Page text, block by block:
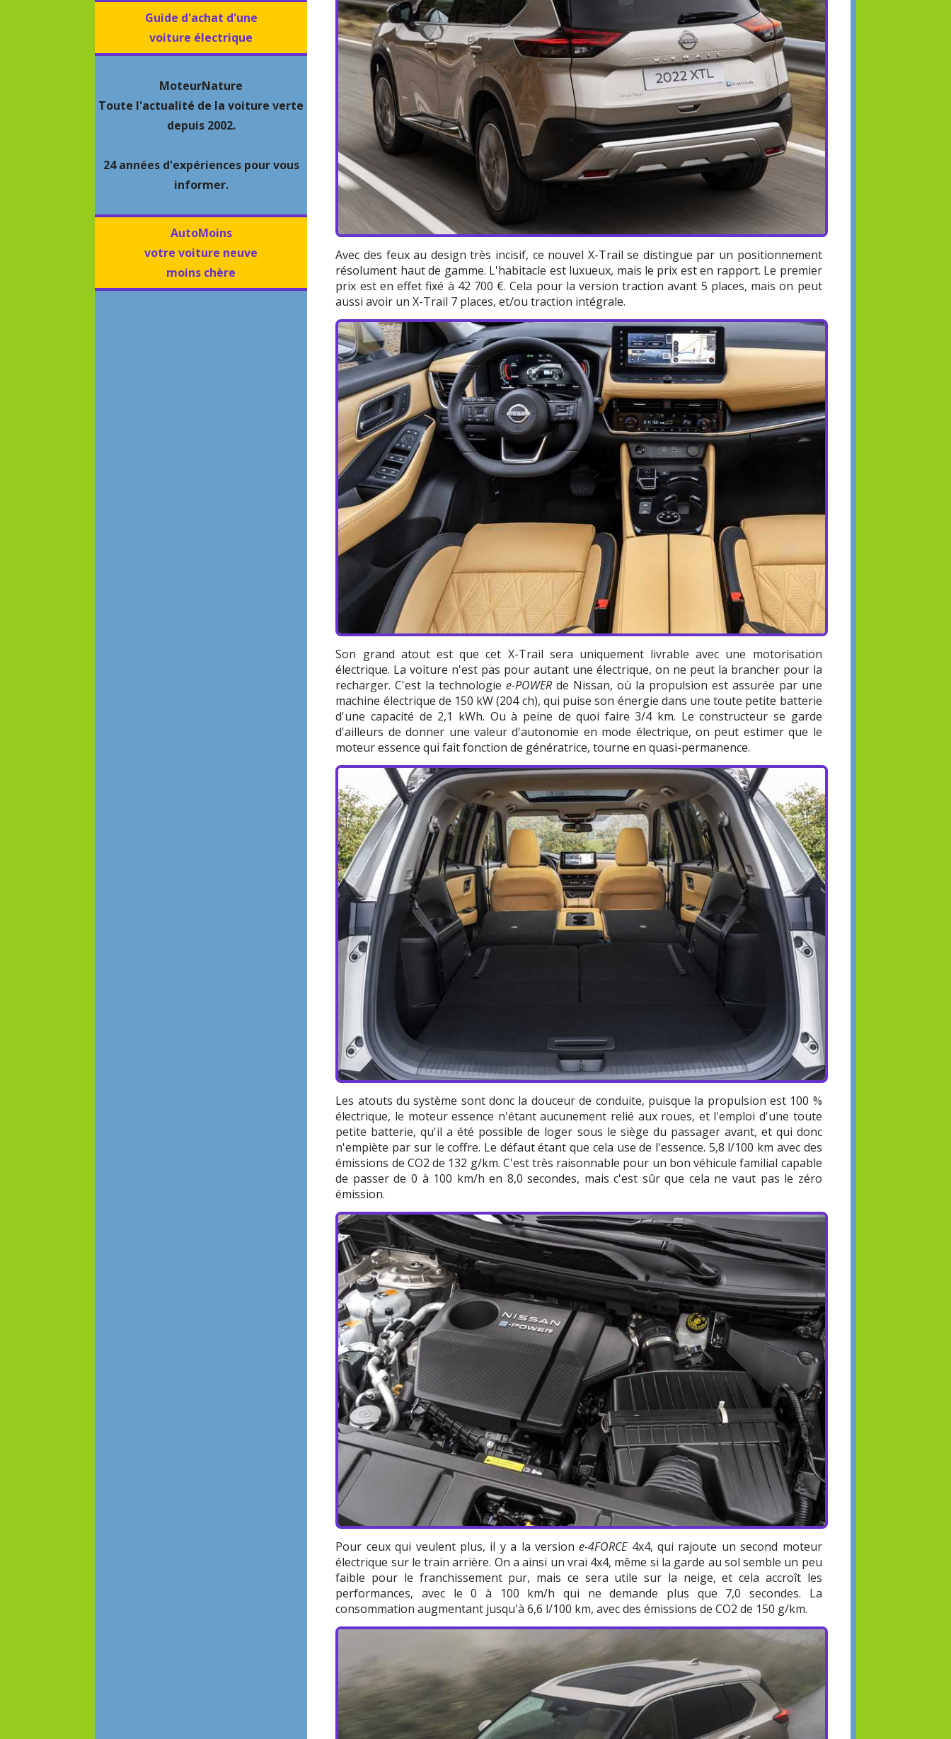
Guide d'achat d'une
voiture électrique
MoteurNature
Toute l'actualité de la voiture verte
depuis 2002.
24 années d'expériences pour vous
informer.
AutoMoins
votre voiture neuve
moins chère
Avec des feux au design très incisif, ce nouvel X-Trail se distingue par un positionnement
résolument haut de gamme. L'habitacle est luxueux, mais le prix est en rapport. Le premier
prix est en effet fixé à 42 700 €. Cela pour la version traction avant 5 places, mais on peut
aussi avoir un X-Trail 7 places, et/ou traction intégrale.
Son grand atout est que cet X-Trail sera uniquement livrable avec une motorisation
électrique. La voiture n'est pas pour autant une électrique, on ne peut la brancher pour la
recharger. C'est la technologiee-POWER de Nissan, où la propulsion est assurée par une
machine électrique de 150 kW (204 ch), qui puise son énergie dans une toute petite batterie
d'une capacité de 2,1 kWh. Ou à peine de quoi faire 3/4 km. Le constructeur se garde
d'ailleurs de donner une valeur d'autonomie en mode électrique, on peut estimer que le
moteur essence qui fait fonction de génératrice, tourne en quasi-permanence.
Les atouts du système sont donc la douceur de conduite, puisque la propulsion est 100 %
électrique, le moteur essence n'étant aucunement relié aux roues, et l'emploi d'une toute
petite batterie, qu'il a été possible de loger sous le siège du passager avant, et qui donc
n'empiète par sur le coffre. Le défaut étant que cela use de l'essence. 5,8 l/100 km avec des
émissions de CO2 de 132 g/km. C'est très raisonnable pour un bon véhicule familial capable
de passer de 0 à 100 km/h en 8,0 secondes, mais c'est sûr que cela ne vaut pas le zéro
émission.
Pour ceux qui veulent plus, il y a la versione-4FORCE4x4, qui rajoute un second moteur
électrique sur le train arrière. On a ainsi un vrai 4x4, même si la garde au sol semble un peu
faible pour le franchissement pur, mais ce sera utile sur la neige, et cela accroît les
performances, avec le 0 à 100 km/h qui ne demande plus que 7,0 secondes. La
consommation augmentant jusqu'à 6,6 l/100 km, avec des émissions de CO2 de 150 g/km.